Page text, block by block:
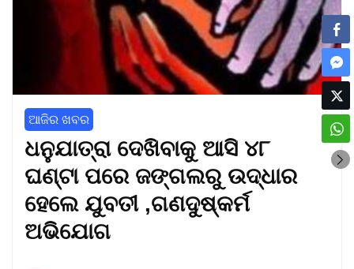
ଆଜିର ଖବର
ଧନୁଯାତ୍ରା ଦେଖିବାକୁ ଆସି ୪୮
ଘଣ୍ଟା ପରେ ଜଙ୍ଗଲରୁ ଉଦ୍ଧାର
ହେଲେ ଯୁବତୀ ,ଗଣଦୁଷ୍କର୍ମ
ଅଭିଯୋଗ